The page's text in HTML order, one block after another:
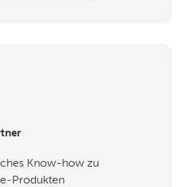
Know-how zu
Produkten